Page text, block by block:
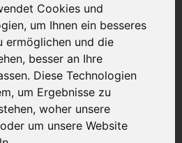
Cookies und
um Ihnen ein besseres
ermöglichen und die
besser an Ihre
Diese Technologien
um Ergebnisse zu
woher unsere
um unsere Website
49,95 €
Grafik Nummer